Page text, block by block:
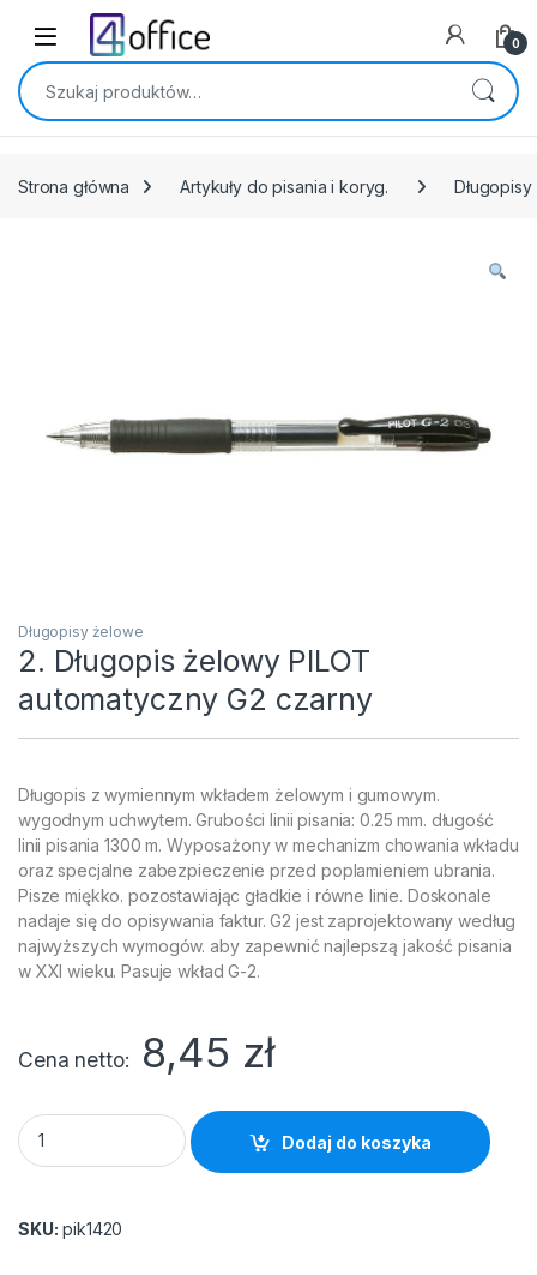
Skip to navigation
Skip to content
0
Szukaj:
Strona główna Artykuły do pisania i koryg.
Długopisy żelowe
2. Długopis żelowy PILOT
automatyczny G2 czarny
Długopis z wymiennym wkładem żelowym i gumowym.
wygodnym uchwytem. Grubości linii pisania: 0.25 mm. długość
linii pisania 1300 m. Wyposażony w mechanizm chowania wkładu
oraz specjalne zabezpieczenie przed poplamieniem ubrania.
Pisze miękko. pozostawiając gładkie i równe linie. Doskonale
nadaje się do opisywania faktur. G2 jest zaprojektowany według
najwyższych wymogów. aby zapewnić najlepszą jakość pisania
w XXI wieku. Pasuje wkład G-2.
Cena netto 8,45 zł
2. Długopis żelowy PILOT automatyczny G2 czarny quantity
Dodaj do koszyka
SKU: pik1420